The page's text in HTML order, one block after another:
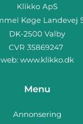
web: www.klikko.dk
Menu
Annonsering